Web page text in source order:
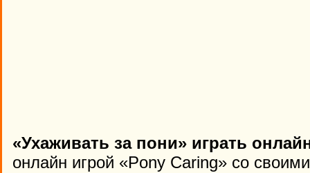
«Ухаживать за пони» играть
онлайн игрой «Pony Caring» со